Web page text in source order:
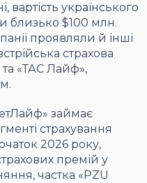
вартість українського
близько $100 млн.
проявляли й інші
страхова
та «ТАС Лайф»,
займає
страхування
2026 року,
премій у
частка «PZU